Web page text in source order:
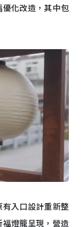
化改造，其中包
有入口設計重新整
燈籠呈現，營造